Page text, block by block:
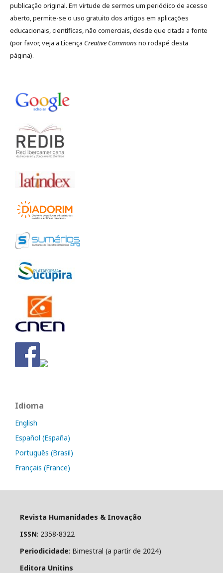
publicação original. Em virtude de sermos um periódico de acesso
aberto, permite-se o uso gratuito dos artigos em aplicações
educacionais, científicas, não comerciais, desde que citada a fonte
(por favor, veja a Licença Creative Commonsno rodapé desta
página).
Idioma
English
Español (España)
Português (Brasil)
Français (France)
Revista Humanidades & Inovação
ISSN: 2358-8322
Periodicidade: Bimestral (a partir de 2024)
Editora Unitins